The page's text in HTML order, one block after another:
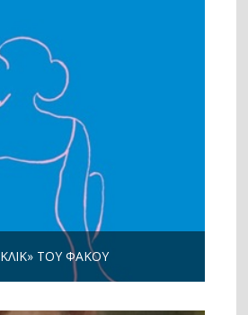
ΤΟΥ ΦΑΚΟΎ